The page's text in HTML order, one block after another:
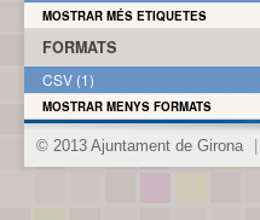
MOSTRAR MÉS ETIQUETES
FORMATS
CSV (1)
MOSTRAR MENYS FORMATS
© 2013 Ajuntament de Girona